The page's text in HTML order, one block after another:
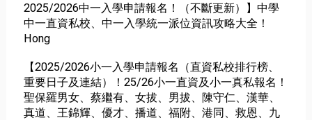
2025/2026中一入學申請報名！（不斷更新）】中學
中一直資私校、中一入學統一派位資訊攻略大全！
Hong
【2025/2026小一入學申請報名（直資私校排行榜、
重要日子及連結）！25/26小一直資及小一真私報名！
聖保羅男女、蔡繼有、女拔、男拔、陳守仁、漢華、
真道、王錦輝、優才、播道、福附、港同、救恩、九